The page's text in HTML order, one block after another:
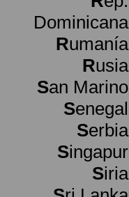
Dominicana
Rumanía
Rusia
San Marino
Senegal
Serbia
Singapur
Siria